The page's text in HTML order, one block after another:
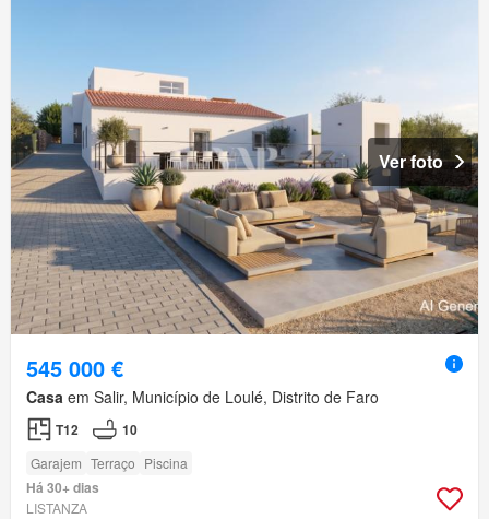
Ver foto
545 000 €
Casa em Salir, Município de Loulé, Distrito de Faro
T12 10
Garajem Terraço Piscina
Há 30+ dias
LISTANZA